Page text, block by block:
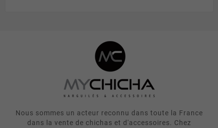
Nous sommes un acteur reconnu dans toute la France
dans la vente de chichas et d'accessoires. Chez